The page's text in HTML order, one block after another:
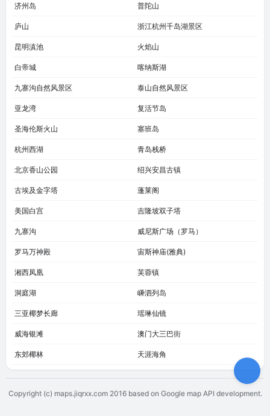
济州岛 普陀山
庐山 浙江杭州千岛湖景区
昆明滇池 火焰山
白帝城 喀纳斯湖
九寨沟自然风景区 泰山自然风景区
亚龙湾 复活节岛
圣海伦斯火山 塞班岛
杭州西湖 青岛栈桥
北京香山公园 绍兴安昌古镇
古埃及金字塔 蓬莱阁
美国白宫 吉隆坡双子塔
九寨沟 威尼斯广场（罗马）
罗马万神殿 宙斯神庙(雅典)
湘西凤凰 芙蓉镇
洞庭湖 嵊泗列岛
三亚椰梦长廊 瑶琳仙镜
威海银滩 澳门大三巴街
东郊椰林 天涯海角
Copyright (c) maps.jiqrxx.com 2016 based on Google map API development.